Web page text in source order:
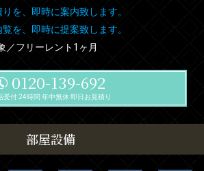
を、即時に案内致します。
を、即時に提案致します。
／フリーレント1ヶ月
0120-139-692
受付 24時間 年中無休 即日お見積り
部屋設備